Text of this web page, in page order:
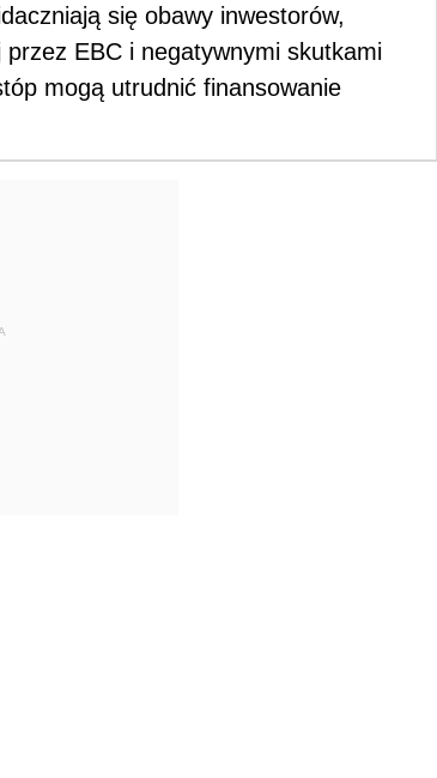
się obawy inwestorów,
EBC i negatywnymi skutkami
mogą utrudnić finansowanie